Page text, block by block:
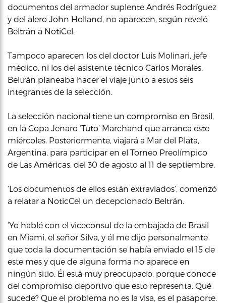
documentos del armador suplente Andrés Rodríguez
y del alero John Holland, no aparecen, según reveló
Beltrán a NotiCel.
Tampoco aparecen los del doctor Luis Molinari, jefe
médico, ni los del asistente técnico Carlos Morales.
Beltrán planeaba hacer el viaje junto a estos seis
integrantes de la selección.
La selección nacional tiene un compromiso en Brasil,
en la Copa Jenaro ‘Tuto’ Marchand que arranca este
miércoles. Posteriormente, viajará a Mar del Plata,
Argentina, para participar en el Torneo Preolímpico
de Las Américas, del 30 de agosto al 11 de septiembre.
‘Los documentos de ellos están extraviados’, comenzó
a relatar a NoticCel un decepcionado Beltrán.
‘Yo hablé con el viceconsul de la embajada de Brasil
en Miami, el señor Silva, y él me dijo personalmente
que toda la documentación se había enviado el 15 de
este mes y que de alguna forma no aparece en
ningún sitio. Él está muy preocupado, porque conoce
del compromiso deportivo que esto representa. Qué
sucede? Que el problema no es la visa, es el pasaporte.